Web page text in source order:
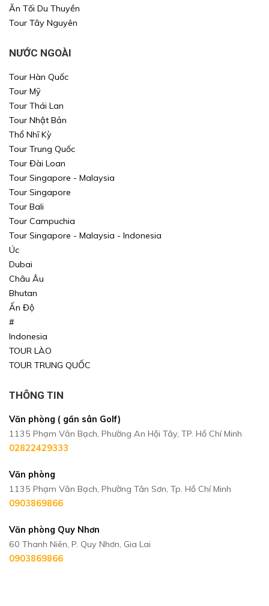
Ăn Tối Du Thuyền
Tour Tây Nguyên
NƯỚC NGOÀI
Tour Hàn Quốc
Tour Mỹ
Tour Thái Lan
Tour Nhật Bản
Thổ Nhĩ Kỳ
Tour Trung Quốc
Tour Đài Loan
Tour Singapore - Malaysia
Tour Singapore
Tour Bali
Tour Campuchia
Tour Singapore - Malaysia - Indonesia
Úc
Dubai
Châu Âu
Bhutan
Ấn Độ
#
Indonesia
TOUR LÀO
TOUR TRUNG QUỐC
THÔNG TIN
Văn phòng ( gần sân Golf)
1135 Phạm Văn Bạch, Phường An Hội Tây, TP. Hồ Chí Minh
02822429333
Văn phòng
1135 Phạm Văn Bạch, Phường Tân Sơn, Tp. Hồ Chí Minh
0903869866
Văn phòng Quy Nhơn
60 Thanh Niên, P. Quy Nhơn, Gia Lai
0903869866